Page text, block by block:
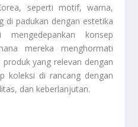
seperti motif, warna,
di padukan dengan estetika
konsep
mereka menghormati
yang relevan dengan
koleksi di rancang dengan
dan keberlanjutan.